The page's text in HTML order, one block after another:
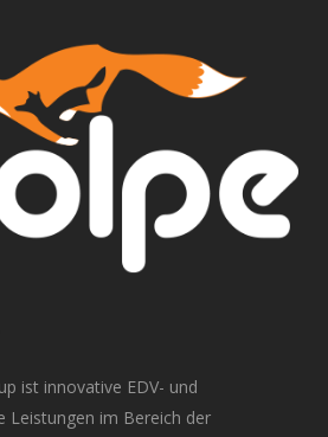
ist innovative EDV- und
Leistungen im Bereich der